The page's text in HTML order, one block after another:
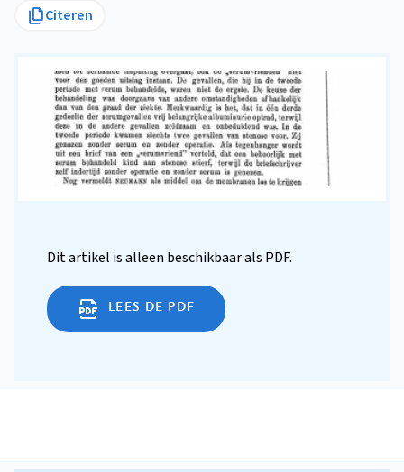
Citeren
Dit artikel is alleen beschikbaar als PDF.
LEES DE PDF